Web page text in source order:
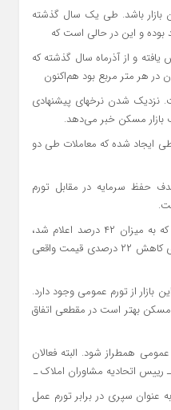
بازار باشد. طی یک سال گذشته
۱۰ درصد کاهش یافته و از آذرماه سال گذشته که
است. نزدیک شدن نرخهای پیشنهادی
بازار مسکن خبر می‌دهد.
ایجاد شده که معاملات طی دو
حفظ سرمایه در مقابل تورم
با احتساب تورم عمومی دی ماه ۱۴۰۰ که به میزان ۴۲ درصد اعلام شد،
رشد ۲۰ درصدی قیمت مسکن به معنای کاهش ۲۲ درصدی قیمت واقعی
این بازار از تورم عمومی وجود دارد.
مسکن بهتر است در مقطعی اتفاق
همطراز شود. البته فعالان
اتحادیه مشاوران املاک ـ
عنوان سپری در برابر تورم عمل